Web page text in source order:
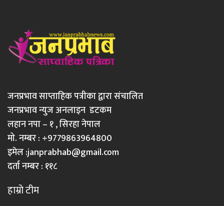
जनप्रभाव साप्ताहिक पत्रीका द्वारा संचालित
जनप्रभाव न्युज अनलाइन डटकम
लहान नपा – १ , सिरहा नेपाल
मो. नम्बर : +9779863964800
इमेल :janprabhab@gmail.com
दर्ता नम्बर : ११८
हाम्रो टीम